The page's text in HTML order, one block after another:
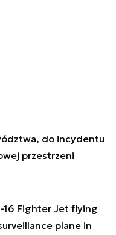
do incydentu
przestrzeni
16 Fighter Jet flying
plane in